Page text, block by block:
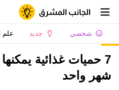
شخصي جديد علم
7 حميات غذائية
شهر واحد